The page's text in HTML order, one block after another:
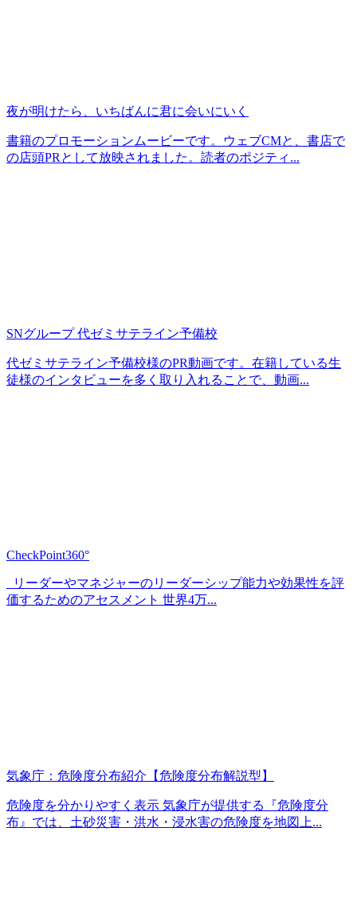
夜が明けたら、いちばんに君に会いにいく
書籍のプロモーションムービーです。ウェブCMと、書店で
の店頭PRとして放映されました。読者のポジティ...
SNグループ 代ゼミサテライン予備校
代ゼミサテライン予備校様のPR動画です。在籍している生
徒様のインタビューを多く取り入れることで、動画...
CheckPoint360°
リーダーやマネジャーのリーダーシップ能力や効果性を評
価するためのアセスメント 世界4万...
気象庁：危険度分布紹介【危険度分布解説型】
危険度を分かりやすく表示 気象庁が提供する『危険度分
布』では、土砂災害・洪水・浸水害の危険度を地図上...